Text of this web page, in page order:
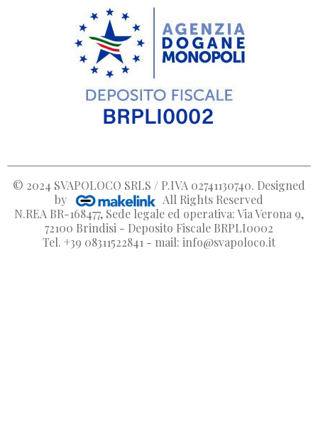
© 2024 SVAPOLOCO SRLS / P.IVA 02741130740. Designed
by
All Rights Reserved
N.REA BR-168477, Sede legale ed operativa: Via Verona 9,
72100 Brindisi - Deposito Fiscale BRPLI0002
Tel. +39 08311522841 - mail: info@svapoloco.it